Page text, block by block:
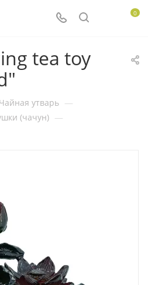
0
tea toy
Чайная утварь —
(чачун) —